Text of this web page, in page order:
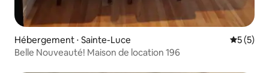
Hébergement ⋅ Sainte-Luce
5 (5)
Belle Nouveauté! Maison de location 196